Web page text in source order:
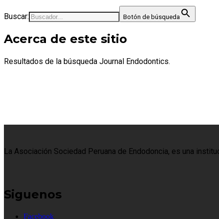
Buscar: Botón de búsqueda
Acerca de este sitio
Resultados de la búsqueda Journal Endodontics.
La Asociación Sociedad Peruana de Endodoncia, es una
Siguenos
Facebook